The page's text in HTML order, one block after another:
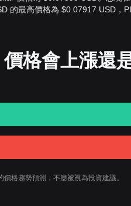
的最高價格為 $0.07917 USD，
格會上漲還
格趨勢預測，不應被視為投資建議。